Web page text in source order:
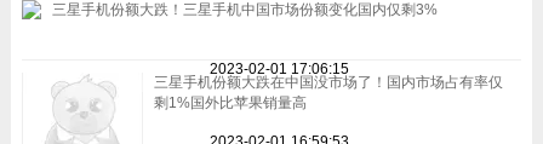
三星手机份额大跌！三星手机中国市场份额变化国内仅剩3%
2023-02-01 17:06:15
三星手机份额大跌在中国没市场了！国内市场占有率仅
剩1%国外比苹果销量高